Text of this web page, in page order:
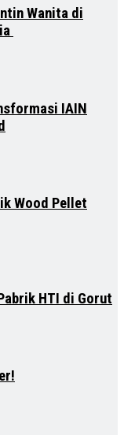
Wanita di
IAIN
Wood Pellet
HTI di Gorut